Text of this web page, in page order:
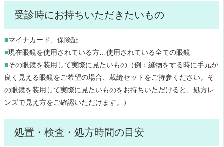
受診時にお持ちいただきたいもの
■マイナカード、保険証
■現在眼鏡を使用されている方…使用されている全ての眼鏡
■その眼鏡を装用して実際に見たいもの（例：縫物をする時に手元が
良く見える眼鏡をご希望の場合、裁縫セットをご持参ください。そ
の眼鏡を装用して実際に見たいものをお持ちいただけると、処方レ
ンズで見え方をご確認いただけます。）
処置・検査・処方時間の目安